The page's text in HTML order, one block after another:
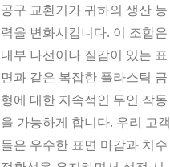
공구 교환기가 귀하의 생산 능
력을 변화시킵니다. 이 조합은
내부 나선이나 질감이 있는 표
면과 같은 복잡한 플라스틱 금
형에 대한 지속적인 무인 작동
을 가능하게 합니다. 우리 고객
들은 우수한 표면 마감과 치수